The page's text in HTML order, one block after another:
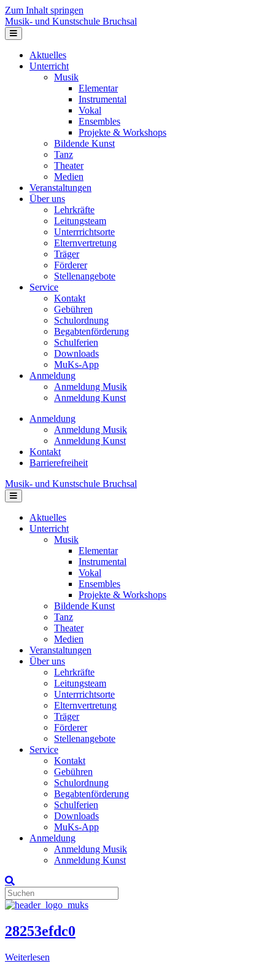
Zum Inhalt springen
Musik- und Kunstschule Bruchsal
Navigation
Aktuelles
Unterricht
Musik
Elementar
Instrumental
Vokal
Ensembles
Projekte & Workshops
Bildende Kunst
Tanz
Theater
Medien
Veranstaltungen
Über uns
Lehrkräfte
Leitungsteam
Unterrrichtsorte
Elternvertretung
Träger
Förderer
Stellenangebote
Service
Kontakt
Gebühren
Schulordnung
Begabtenförderung
Schulferien
Downloads
MuKs-App
Anmeldung
Anmeldung Musik
Anmeldung Kunst
Anmeldung
Anmeldung Musik
Anmeldung Kunst
Kontakt
Barrierefreiheit
Musik- und Kunstschule Bruchsal
Navigation
Aktuelles
Unterricht
Musik
Elementar
Instrumental
Vokal
Ensembles
Projekte & Workshops
Bildende Kunst
Tanz
Theater
Medien
Veranstaltungen
Über uns
Lehrkräfte
Leitungsteam
Unterrrichtsorte
Elternvertretung
Träger
Förderer
Stellenangebote
Service
Kontakt
Gebühren
Schulordnung
Begabtenförderung
Schulferien
Downloads
MuKs-App
Anmeldung
Anmeldung Musik
Anmeldung Kunst
28253efdc0
Weiterlesen